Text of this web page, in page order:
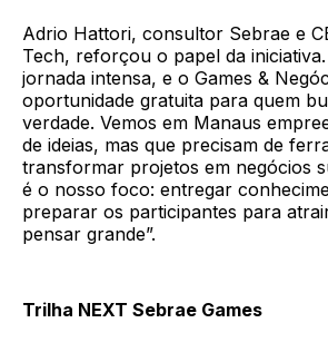
Adrio Hattori, consultor Sebrae e
Tech, reforçou o papel da
jornada intensa, e o Games &
oportunidade gratuita para quem
verdade. Vemos em Manaus
de ideias, mas que precisam de
transformar projetos em negócios
é o nosso foco: entregar
preparar os participantes para
pensar grande”.
Trilha NEXT Sebrae Games